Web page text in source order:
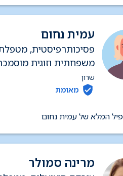
עמית נחום
פסיכותרפיסטית,
משפחתית וזוגית
שרון
מאומת
המלא של עמית נחום
מרינה סמולר